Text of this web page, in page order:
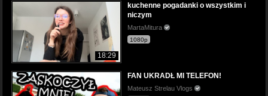
18:29
kuchenne pogadanki o wszystkim i
niczym
MartaMitura
1080p
FAN UKRADŁ MI TELEFON!
Mateusz Strelau Vlogs